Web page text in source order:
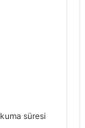
süresi